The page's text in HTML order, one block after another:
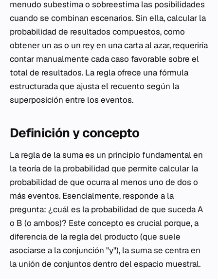
menudo subestima o sobreestima las posibilidades
cuando se combinan escenarios. Sin ella, calcular la
probabilidad de resultados compuestos, como
obtener un as o un rey en una carta al azar, requeriría
contar manualmente cada caso favorable sobre el
total de resultados. La regla ofrece una fórmula
estructurada que ajusta el recuento según la
superposición entre los eventos.
Definición y concepto
La regla de la suma es un principio fundamental en
la teoría de la probabilidad que permite calcular la
probabilidad de que ocurra al menos uno de dos o
más eventos. Esencialmente, responde a la
pregunta: ¿cuál es la probabilidad de que suceda A
o B (o ambos)? Este concepto es crucial porque, a
diferencia de la regla del producto (que suele
asociarse a la conjunción "y"), la suma se centra en
la unión de conjuntos dentro del espacio muestral.